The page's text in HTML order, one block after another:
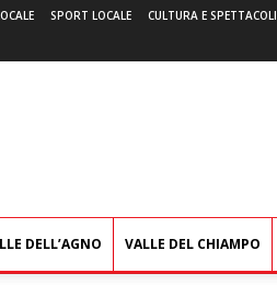
SPORT LOCALE CULTURA E SPETTACOLI
DELL’AGNO VALLE DEL CHIAMPO